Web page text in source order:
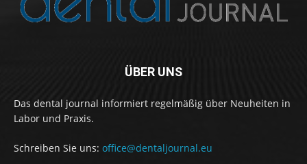
ÜBER UNS
Das dental journal informiert regelmäßig über Neuheiten in
Labor und Praxis.
Schreiben Sie uns: office@dentaljournal.eu